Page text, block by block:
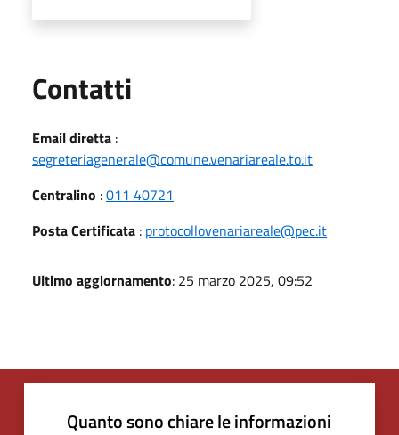
Contatti
Email diretta :
segreteriagenerale@comune.venariareale.to.it
Centralino :011 40721
Posta Certificata : protocollovenariareale@pec.it
Ultimo aggiornamento: 25 marzo 2025, 09:52
Quanto sono chiare le informazioni